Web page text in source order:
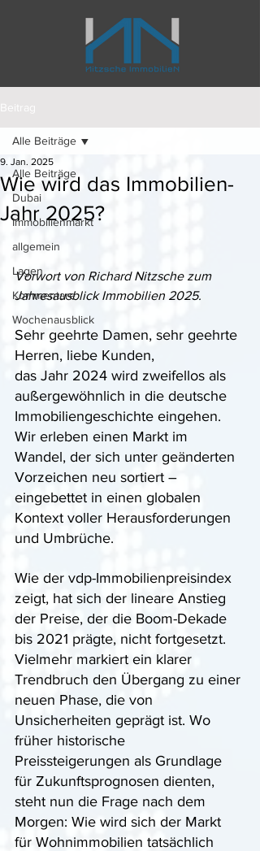
Beitrag
Alle Beiträge
Dubai
Immobilienmarkt
allgemein
Lagen
Kommentare
Wochenausblick
Alle Beiträge
Wie wird das Immobilien-
Jahr 2025?
9. Jan. 2025
Vorwort von Richard Nitzsche zum
Jahresausblick Immobilien 2025.
Sehr geehrte Damen, sehr geehrte
Herren, liebe Kunden,
das Jahr 2024 wird zweifellos als
außergewöhnlich in die deutsche
Immobiliengeschichte eingehen.
Wir erleben einen Markt im
Wandel, der sich unter geänderten
Vorzeichen neu sortiert –
eingebettet in einen globalen
Kontext voller Herausforderungen
und Umbrüche.
Wie der vdp-Immobilienpreisindex
zeigt, hat sich der lineare Anstieg
der Preise, der die Boom-Dekade
bis 2021 prägte, nicht fortgesetzt.
Vielmehr markiert ein klarer
Trendbruch den Übergang zu einer
neuen Phase, die von
Unsicherheiten geprägt ist. Wo
früher historische
Preissteigerungen als Grundlage
für Zukunftsprognosen dienten,
steht nun die Frage nach dem
Morgen: Wie wird sich der Markt
für Wohnimmobilien tatsächlich